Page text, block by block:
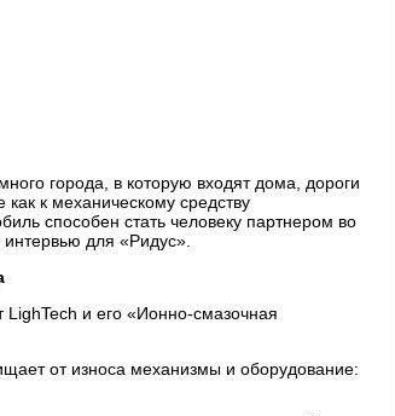
города, в которую входят дома, дороги
к механическому средству
способен стать человеку партнером во
для «Ридус».
LighTech и его «Ионно-смазочная
от износа механизмы и оборудование: